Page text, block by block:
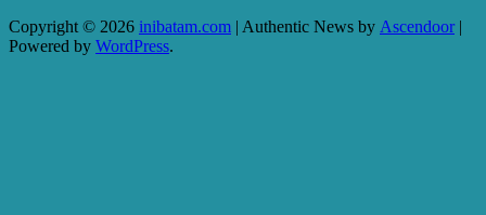
Copyright © 2026 inibatam.com | Authentic News by Ascendoor|
Powered by WordPress.